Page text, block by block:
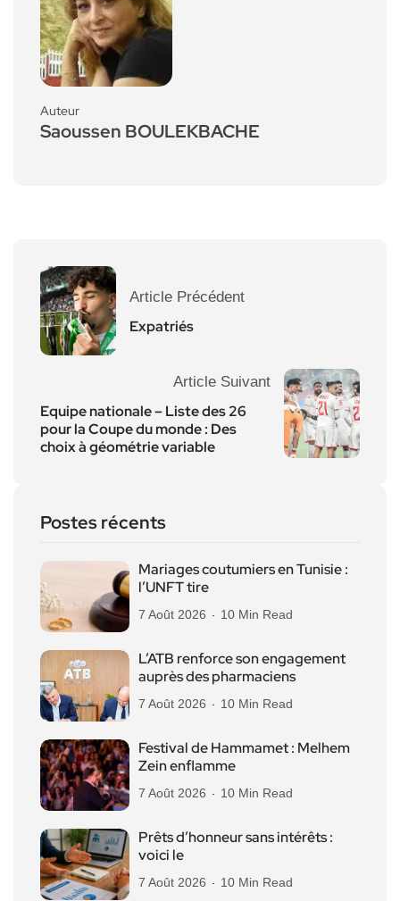
Auteur
Saoussen BOULEKBACHE
Article Précédent
Expatriés
Article Suivant
Equipe nationale – Liste des 26
pour la Coupe du monde : Des
choix à géométrie variable
Postes récents
Mariages coutumiers en Tunisie :
l’UNFT tire
7 Août 2026 10 Min Read
L’ATB renforce son engagement
auprès des pharmaciens
7 Août 2026 10 Min Read
Festival de Hammamet : Melhem
Zein enflamme
7 Août 2026 10 Min Read
Prêts d’honneur sans intérêts :
voici le
7 Août 2026 10 Min Read